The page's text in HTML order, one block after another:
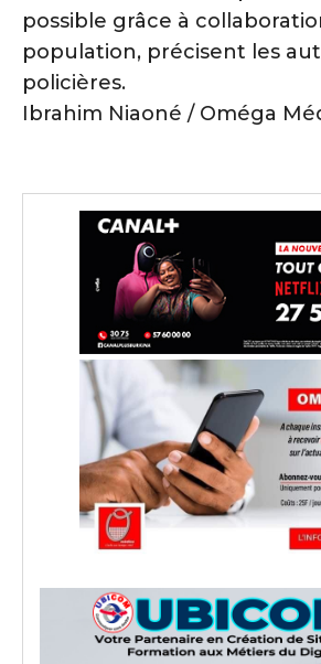
possible grâce à
population, précisent les
policières.
Ibrahim Niaoné / Oméga